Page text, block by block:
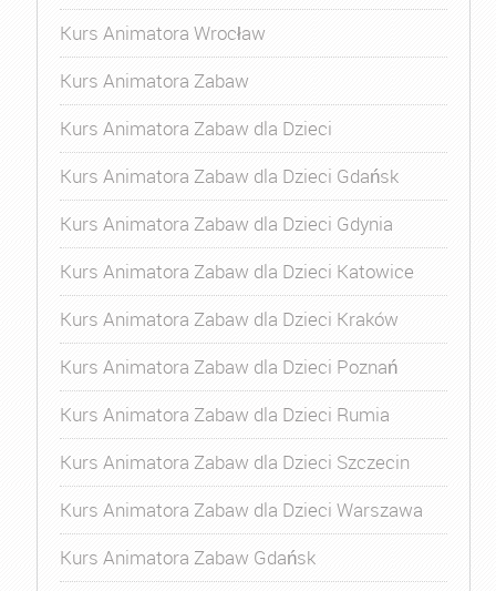
Kurs Animatora Wrocław
Kurs Animatora Zabaw
Kurs Animatora Zabaw dla Dzieci
Kurs Animatora Zabaw dla Dzieci Gdańsk
Kurs Animatora Zabaw dla Dzieci Gdynia
Kurs Animatora Zabaw dla Dzieci Katowice
Kurs Animatora Zabaw dla Dzieci Kraków
Kurs Animatora Zabaw dla Dzieci Poznań
Kurs Animatora Zabaw dla Dzieci Rumia
Kurs Animatora Zabaw dla Dzieci Szczecin
Kurs Animatora Zabaw dla Dzieci Warszawa
Kurs Animatora Zabaw Gdańsk